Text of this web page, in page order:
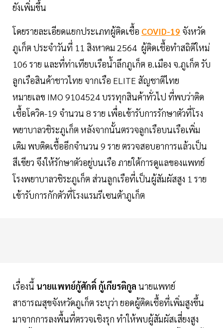
ยังเพิ่มขึ้น
โดยรายละเอียดแยกประเภทผู้ติดเชื้อ COVID-19 จังหวัด
ภูเก็ต ประจำวันที่ 11 สิงหาคม 2564 ผู้ติดเชื้อทำสถิติใหม่
106 ราย และที่ท่าเทียบเรือน้ำลึกภูเก็ต อ.เมือง จ.ภูเก็ต รับ
ลูกเรือสินค้าชาวไทย จากเรือ ELITE สัญชาติไทย
หมายเลข IMO 9104524 บรรทุกสินค้าทั่วไป ที่พบว่าติด
เชื้อโควิค-19 จำนวน 8 ราย เพื่อเข้ารับการรักษาตัวที่โรง
พยาบาลวชิระภูเก็ต หลังจากนั้นตรวจลูกเรือบนเรือเพิ่ม
เติม พบติดเชื้ออีกจำนวน 9 ราย ตรวจสอบอาการแล้วเป็น
สีเขียว จึงให้รักษาตัวอยู่บนเรือ ภายใต้การดูแลของแพทย์
โรงพยาบาลวชิระภูเก็ต ส่วนลูกเรือที่เป็นผู้สัมผัสสูง 1 ราย
เข้ารับการกักตัวที่โรงแรมรีเซนต้าภูเก็ต
เรื่องนี้ นายแพทย์กู้ศักดิ์ กู้เกียรติกูล นายแพทย์
สาธารณสุขจังหวัดภูเก็ต ระบุว่า ยอดผู้ติดเชื้อที่เพิ่มสูงขึ้น
มาจากการลงพื้นที่ตรวจเชิงรุก ทำให้พบผู้สัมผัสเสี่ยงสูง